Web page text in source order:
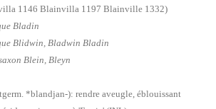
1146 Blainvilla 1197 Blainville 1332)
Bladin
Blidwin, Bladwin Bladin
Blein, Bleyn
*blandjan-): rendre aveugle, éblouissant